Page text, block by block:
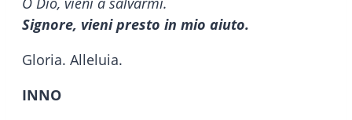
Signore, vieni presto in mio aiuto.
Gloria. Alleluia.
INNO